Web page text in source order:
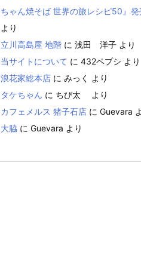
ちゃん焼そば 世界の旅レシピ50』発
より
立川高島屋 地階 に 浅田 洋子 より
当サイトについて に 432ペプシ より
浪花家総本店 に みっく
より
タケちゃん に ちび太
より
カフェメルス 猪子石店 に Guevara
大脇 に Guevara より